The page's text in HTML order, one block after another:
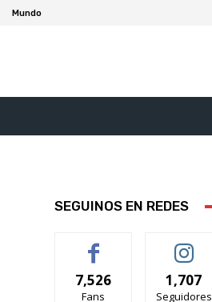
Mundo
SEGUINOS EN REDES
7,526
Fans
1,707
Seguidores